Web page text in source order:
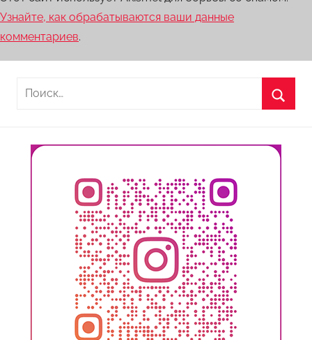
Узнайте, как обрабатываются ваши данные
комментариев.
Найти: